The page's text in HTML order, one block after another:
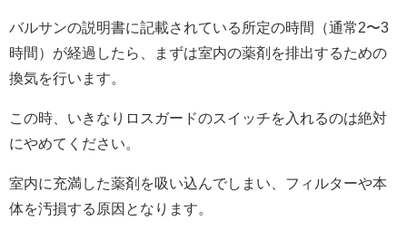
バルサンの説明書に記載されている所定の時間（通常2〜3
時間）が経過したら、まずは室内の薬剤を排出するための
換気を行います。
この時、いきなりロスガードのスイッチを入れるのは絶対
にやめてください。
室内に充満した薬剤を吸い込んでしまい、フィルターや本
体を汚損する原因となります。